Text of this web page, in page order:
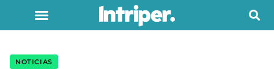
NOTICIAS